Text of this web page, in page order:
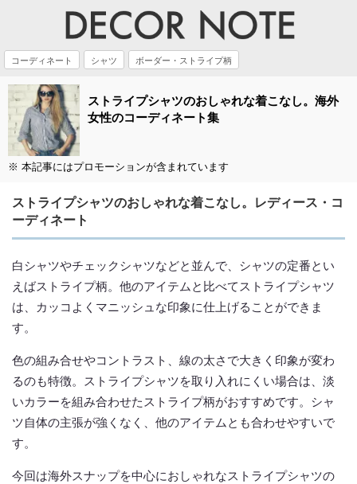
コーディネート シャツ ボーダー・ストライプ柄
ストライプシャツのおしゃれな着こなし。海外
女性のコーディネート集
※ 本記事にはプロモーションが含まれています
ストライプシャツのおしゃれな着こなし。レディース・コ
ーディネート
白シャツやチェックシャツなどと並んで、シャツの定番とい
えばストライプ柄。他のアイテムと比べてストライプシャツ
は、カッコよくマニッシュな印象に仕上げることができま
す。
色の組み合せやコントラスト、線の太さで大きく印象が変わ
るのも特徴。ストライプシャツを取り入れにくい場合は、淡
いカラーを組み合わせたストライプ柄がおすすめです。シャ
ツ自体の主張が強くなく、他のアイテムとも合わせやすいで
す。
今回は海外スナップを中心におしゃれなストライプシャツの